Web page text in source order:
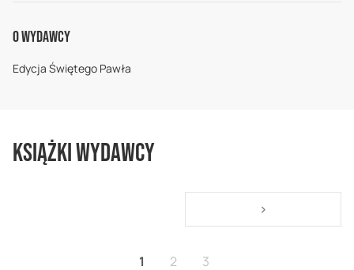
O Wydawcy
Edycja Świętego Pawła
Książki wydawcy
Aktualnie czytasz stronę
1 Strona
2 Strona
3
Strona
>